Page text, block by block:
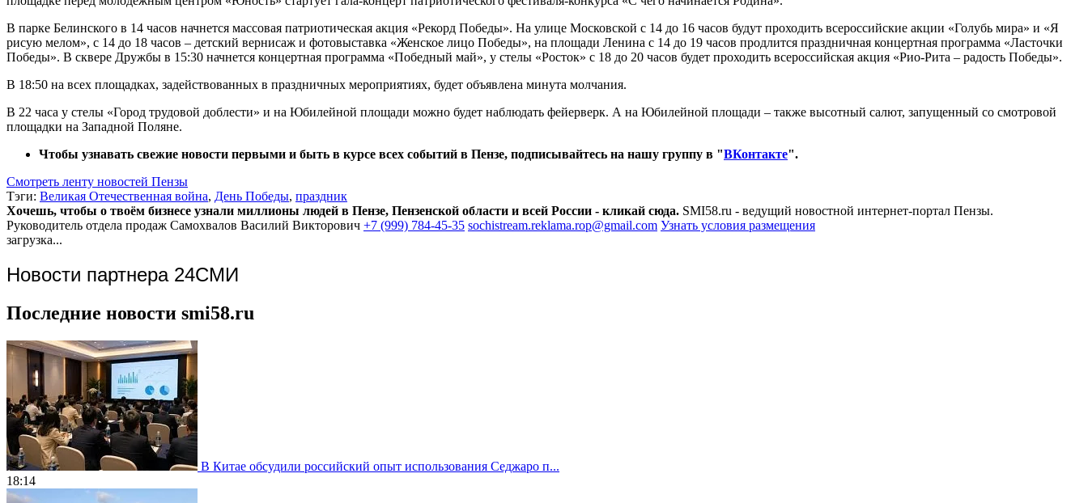
В парке Белинского в 14 часов начнется массовая патриотическая акция «Рекорд Победы». На улице Московской с 14 до 16 часов будут проходить всероссийские акции «Голубь мира» и «Я
рисую мелом», с 14 до 18 часов – детский вернисаж и фотовыставка «Женское лицо Победы», на площади Ленина с 14 до 19 часов продлится праздничная концертная программа «Ласточки
Победы». В сквере Дружбы в 15:30 начнется концертная программа «Победный май», у стелы «Росток» с 18 до 20 часов будет проходить всероссийская акция «Рио-Рита – радость Победы».
В 18:50 на всех площадках, задействованных в праздничных мероприятиях, будет объявлена минута молчания.
В 22 часа у стелы «Город трудовой доблести» и на Юбилейной площади можно будет наблюдать фейерверк. А на Юбилейной площади – также высотный салют, запущенный со смотровой
площадки на Западной Поляне.
Чтобы узнавать свежие новости первыми и быть в курсе всех событий в Пензе, подписывайтесь на нашу группу в "ВКонтакте".
Смотреть ленту новостей Пензы
Тэги: Великая Отечественная война, День Победы, праздник
Хочешь, чтобы о твоём бизнесе узнали миллионы людей в Пензе, Пензенской области и всей России - кликай сюда. SMI58.ru - ведущий новостной интернет-портал Пензы.
Руководитель отдела продаж Самохвалов Василий Викторович +7 (999) 784-45-35 sochistream.reklama.rop@gmail.com Узнать условия размещения
загрузка...
Новости партнера 24СМИ
Последние новости smi58.ru
В Китае обсудили российский опыт использования Седжаро п...
18:14